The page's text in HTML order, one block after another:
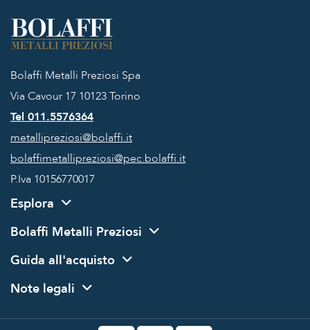
Bolaffi Metalli Preziosi Spa
Via Cavour 17 10123 Torino
Tel 011.5576364
metallipreziosi@bolaffi.it
bolaffimetallipreziosi@pec.bolaffi.it
P.Iva 10156770017
Esplora
Bolaffi Metalli Preziosi
Guida all'acquisto
Note legali